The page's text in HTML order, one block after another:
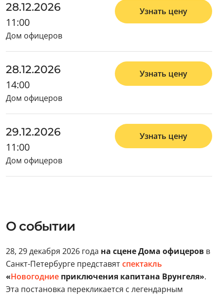
28.12.2026
11:00
Дом офицеров
Узнать цену
28.12.2026
14:00
Дом офицеров
Узнать цену
29.12.2026
11:00
Дом офицеров
Узнать цену
О событии
28, 29 декабря 2026 года на сцене Дома офицеров в
Санкт-Петербурге представятспектакль
«Новогодние приключения капитана Врунгеля».
Эта постановка перекликается с легендарным